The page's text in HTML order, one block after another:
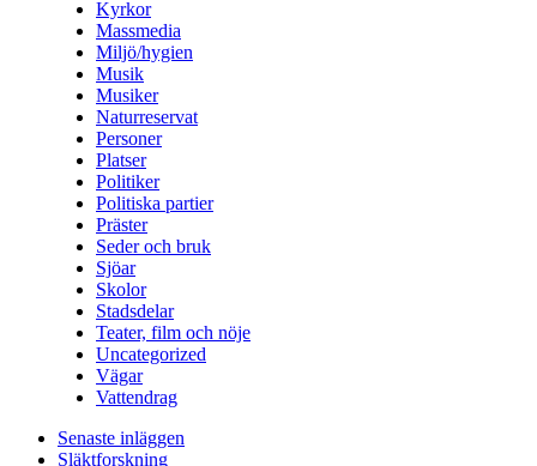
Kyrkor
Massmedia
Miljö/hygien
Musik
Musiker
Naturreservat
Personer
Platser
Politiker
Politiska partier
Präster
Seder och bruk
Sjöar
Skolor
Stadsdelar
Teater, film och nöje
Uncategorized
Vägar
Vattendrag
Senaste inläggen
Släktforskning